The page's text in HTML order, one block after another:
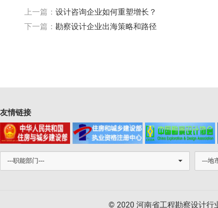
上一篇： 设计咨询企业如何重塑增长？
下一篇： 勘察设计企业出海策略和路径
友情链接
© 2020 河南省工程勘察设计行